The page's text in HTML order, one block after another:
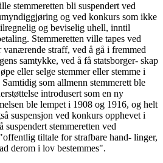
stemmeretten bli suspendert ved
og ved konkurs som ikke
og beviselig uhell, inntil
Stemmeretten ville tapes ved
straff, ved å gå i fremmed
samtykke, ved å få statsborger- skap
eller selge stemmer eller stemme i
som allmenn stemmerett ble
introdusert som en ny
ble lempet i 1908 og 1916, og helt
suspensjon ved konkurs opphevet i
stemmeretten ved
tiltale for strafbare hand- linger,
derom i lov bestemmes".